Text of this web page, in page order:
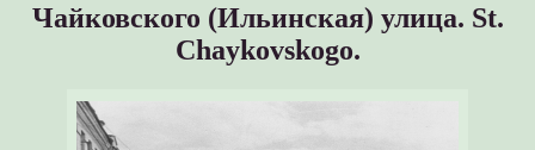
Чайковского (Ильинская) улица. St.
Chaykovskogo.